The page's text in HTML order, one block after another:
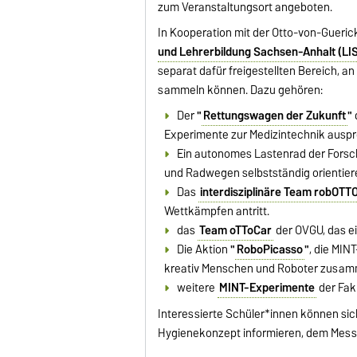
zum Veranstaltungsort angeboten.
In Kooperation mit der Otto-von-
und Lehrerbildung Sachsen-Anhalt
separat dafür freigestellten Bereich,
sammeln können. Dazu gehören:
Der"Rettungswagen der Zukunft"
Experimente zur Medizintechnik
Ein autonomes Lastenrad der
und Radwegen selbstständig
Das interdisziplinäre Team
Wettkämpfen antritt.
das Team oTToCar der OVGU, das
Die Aktion"RoboPicasso", die
kreativ Menschen und Roboter
weitere MINT-Experimente der
Interessierte Schüler*innen können
Hygienekonzept informieren, dem